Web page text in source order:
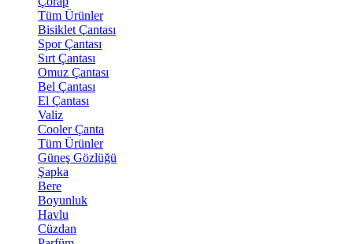
Tüm Ürünler
Bisiklet Çantası
Spor Çantası
Sırt Çantası
Omuz Çantası
Bel Çantası
El Çantası
Valiz
Cooler Çanta
Tüm Ürünler
Güneş Gözlüğü
Şapka
Bere
Boyunluk
Havlu
Cüzdan